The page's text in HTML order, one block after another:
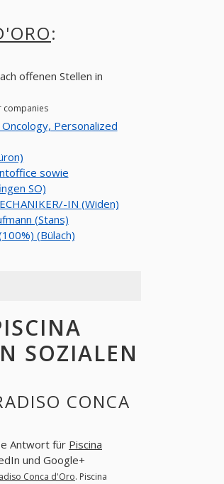
:
offenen Stellen in
companies
Personalized
sowie
SO)
IN (Widen)
(Stans)
(Bülach)
SOZIALEN
CONCA
Antwort für Piscina
und Google+
Conca d'Oro. Piscina